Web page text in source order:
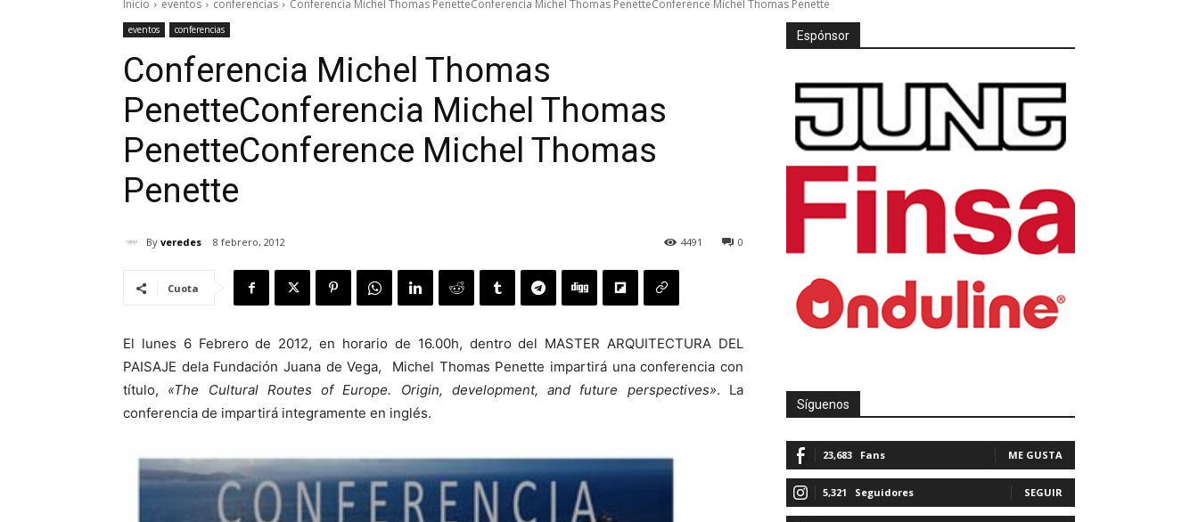
Inicio eventos conferencias Conferencia Michel Thomas PenetteConferencia Michel Thomas PenetteConference Michel Thomas Penette
eventos conferencias
Conferencia Michel Thomas
PenetteConferencia Michel Thomas
PenetteConference Michel Thomas
Penette
By veredes 8 febrero, 2012 0
4491
Cuota
El lunes 6 Febrero de 2012, en horario de 16.00h, dentro del MASTER ARQUITECTURA DEL
PAISAJE dela Fundación Juana de Vega, Michel Thomas Penette impartirá una conferencia con
título, «The Cultural Routes of Europe. Origin, development, and future perspectives». La
conferencia de impartirá integramente en inglés.
Espónsor
Síguenos
23,683 Fans ME GUSTA
5,321 Seguidores SEGUIR